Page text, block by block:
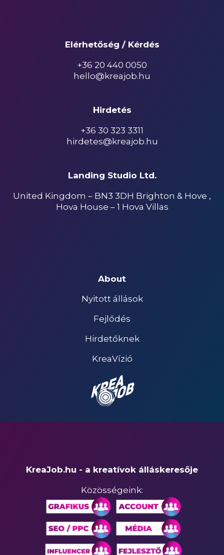
Elérhetőség / Kérdés
+36 20 440 0050
hello@kreajob.hu
Hirdetés
+36 30 323 3311
hirdetes@kreajob.hu
Landing Studio Ltd.
United Kingdom – BN3 3DH Brighton & Hove ,
Hova House – 1 Hova Villas
About
Nyitott állások
Fejlődés
Hirdetőknek
KreaVízió
KreaJob.hu - a kreatívok álláskeresője
Közösségeink: